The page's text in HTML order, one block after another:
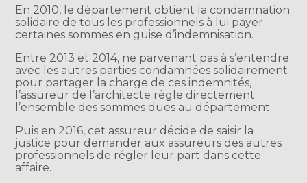
En 2010, le département obtient la condamnation
solidaire de tous les professionnels à lui payer
certaines sommes en guise d’indemnisation.
Entre 2013 et 2014, ne parvenant pas à s’entendre
avec les autres parties condamnées solidairement
pour partager la charge de ces indemnités,
l’assureur de l’architecte règle directement
l’ensemble des sommes dues au département.
Puis en 2016, cet assureur décide de saisir la
justice pour demander aux assureurs des autres
professionnels de régler leur part dans cette
affaire.